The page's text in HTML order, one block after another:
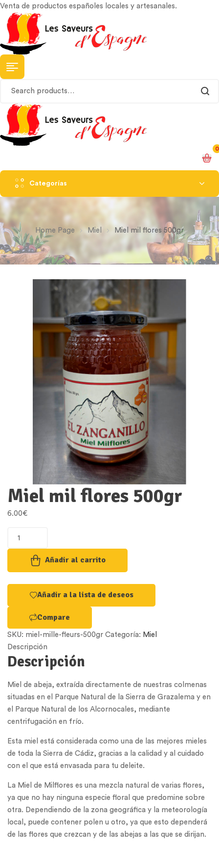
Venta de productos españoles locales y artesanales.
0
Categorías
Home Page Miel Miel mil flores 500gr
Miel mil flores 500gr
6.00€
500gr
Añadir al carrito
Añadir a la lista de deseos
Compare
SKU: miel-mille-fleurs-500gr Categoría: Miel
Descripción
Descripción
Miel de abeja, extraída directamente de nuestras colmenas
situadas en el Parque Natural de la Sierra de Grazalema y en
el Parque Natural de los Alcornocales, mediante
centrifugación en frío.
Esta miel está considerada como una de las mejores mieles
de toda la Sierra de Cádiz, gracias a la calidad y al cuidado
con el que está envasada para tu deleite.
La Miel de Milflores es una mezcla natural de varias flores,
ya que no hay ninguna especie floral que predomine sobre
otra. Dependiendo de la zona geográfica y la meteorología
local, puede contener polen u otro, ya que esto dependerá
de las flores que crezcan y de las abejas a las que se dirijan.